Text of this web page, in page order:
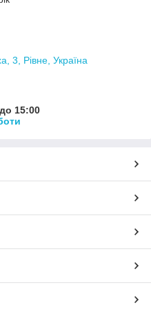
3, Рівне, Україна
15:00